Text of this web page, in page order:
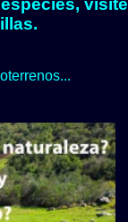
visite